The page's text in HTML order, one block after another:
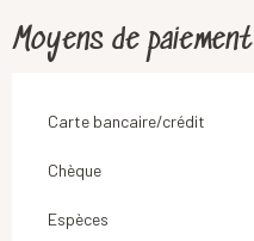
Moyens de paiement
Carte bancaire/crédit
Chèque
Espèces